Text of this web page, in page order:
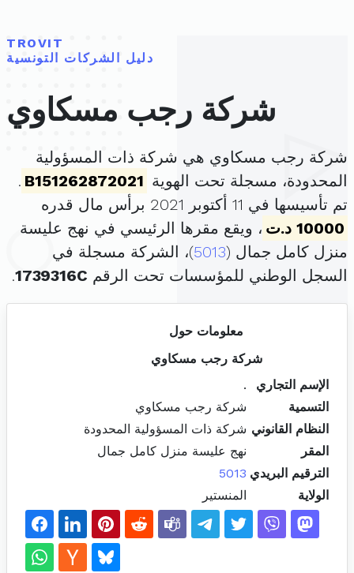
TROVIT
دليل الشركات التونسية
شركة رجب مسكاوي
شركة رجب مسكاوي هي شركة ذات المسؤولية
المحدودة، مسجلة تحت الهوية B151262872021
.
تم تأسيسها في 11 أكتوبر 2021 برأس مال قدره
10000 د.ت
، ويقع مقرها الرئيسي في نهج عليسة
منزل كامل جمال (5013)، الشركة مسجلة في
السجل الوطني للمؤسسات تحت الرقم 1739316C
.
معلومات حول
شركة رجب مسكاوي
الإسم التجاري
.
التسمية
شركة رجب مسكاوي
النظام القانوني شركة ذات المسؤولية المحدودة
المقر
نهج عليسة منزل كامل جمال
الترقيم البريدي 5013
الولاية
المنستير